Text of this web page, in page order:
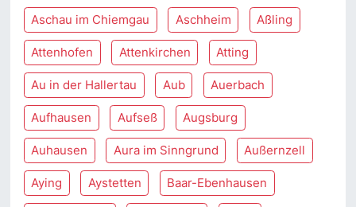
Aschau im Chiemgau Aschheim Aßling
Attenhofen Attenkirchen Atting
Au in der Hallertau Aub Auerbach
Aufhausen Aufseß Augsburg
Auhausen Aura im Sinngrund Außernzell
Aying Aystetten Baar-Ebenhausen